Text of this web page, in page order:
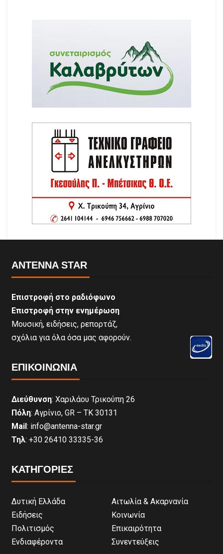
ANTENNA STAR
Επιστροφή στο ραδιόφωνο
Επιστροφή στην ενημέρωση
Μουσική, ειδήσεις, ρεπορτάζ,
σχόλια για όλα όσα μας αφορούν.
ΕΠΙΚΟΙΝΩΝΊΑ
Διεύθυνση: Χαριλάου Τρικούπη 26
Πόλη: Αγρίνιο, GR – ΤΚ 30131
Mail: info@antenna-star.gr
Τηλ: +30 26410 33335-36
ΚΑΤΗΓΟΡΙΕΣ
Δυτική Ελλάδα
Αιτωλία & Ακαρνανία
Ειδήσεις
Κοινωνία
Πολιτισμός
Επικαιρότητα
Ενδιαφέροντα
Συνεντεύξεις